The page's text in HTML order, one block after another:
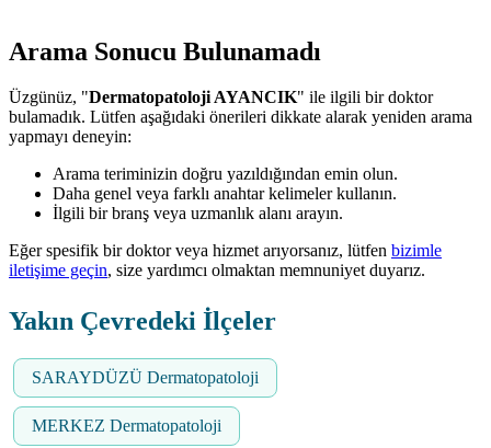
Arama Sonucu Bulunamadı
Üzgünüz, "Dermatopatoloji AYANCIK" ile ilgili bir doktor
bulamadık. Lütfen aşağıdaki önerileri dikkate alarak yeniden arama
yapmayı deneyin:
Arama teriminizin doğru yazıldığından emin olun.
Daha genel veya farklı anahtar kelimeler kullanın.
İlgili bir branş veya uzmanlık alanı arayın.
Eğer spesifik bir doktor veya hizmet arıyorsanız, lütfen bizimle
iletişime geçin, size yardımcı olmaktan memnuniyet duyarız.
Yakın Çevredeki İlçeler
SARAYDÜZÜ Dermatopatoloji
MERKEZ Dermatopatoloji